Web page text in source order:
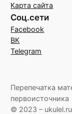
Карта сайта
Соц.сети
Facebook
ВК
Telegram
Перепечатка
первоисточника
© 2023 – ukulel.ru